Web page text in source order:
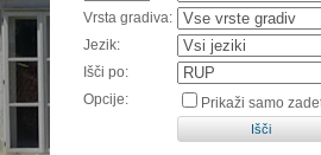
Vrsta gradiva:
Jezik:
Išči po:
Opcije:
Prikaži samo